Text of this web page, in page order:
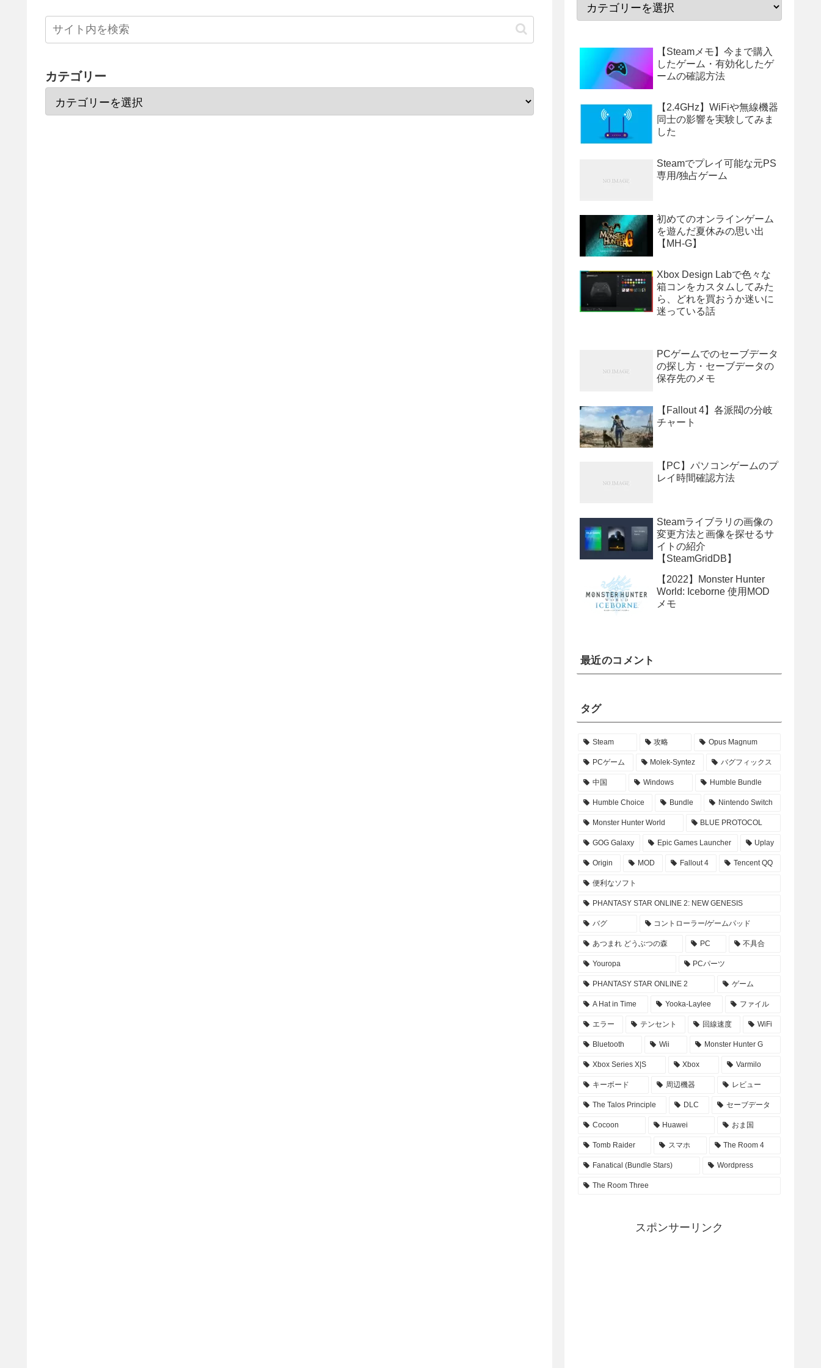
カテゴリー
【Steamメモ】今まで購入
したゲーム・有効化したゲ
ームの確認方法
【2.4GHz】WiFiや無線機器
同士の影響を実験してみま
した
Steamでプレイ可能な元PS
専用/独占ゲーム
初めてのオンラインゲーム
を遊んだ夏休みの思い出
【MH-G】
Xbox Design Labで色々な
箱コンをカスタムしてみた
ら、どれを買おうか迷いに
迷っている話
PCゲームでのセーブデータ
の探し方・セーブデータの
保存先のメモ
【Fallout 4】各派閥の分岐
チャート
【PC】パソコンゲームのプ
レイ時間確認方法
Steamライブラリの画像の
変更方法と画像を探せるサ
イトの紹介
【SteamGridDB】
【2022】Monster Hunter
World: Iceborne 使用MOD
メモ
最近のコメント
タグ
Steam 攻略 Opus Magnum
PCゲーム Molek-Syntez バグフィックス
中国 Windows Humble Bundle
Humble Choice Bundle Nintendo Switch
Monster Hunter World BLUE PROTOCOL
GOG Galaxy Epic Games Launcher Uplay
Origin MOD Fallout 4 Tencent QQ
便利なソフト
PHANTASY STAR ONLINE 2: NEW GENESIS
バグ コントローラー/ゲームパッド
あつまれ どうぶつの森 PC 不具合
Youropa PCパーツ
PHANTASY STAR ONLINE 2 ゲーム
A Hat in Time Yooka-Laylee ファイル
エラー テンセント 回線速度 WiFi
Bluetooth Wii Monster Hunter G
Xbox Series X|S Xbox Varmilo
キーボード 周辺機器 レビュー
The Talos Principle DLC セーブデータ
Cocoon Huawei おま国
Tomb Raider スマホ The Room 4
Fanatical (Bundle Stars) Wordpress
The Room Three
スポンサーリンク